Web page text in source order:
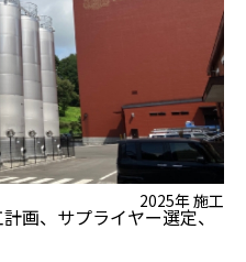
2025年 施工
画、サプライヤー選定、